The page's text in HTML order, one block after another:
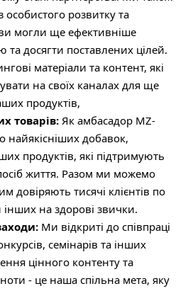
розвитку та
могли ще ефективніше
досягти поставлених цілей.
матеріали та контент, які
на своїх каналах для ще
продуктів,
товарів: Як амбасадор MZ-
найякісніших добавок,
продуктів, які підтримують
життя. Разом ми можемо
довіряють тисячі клієнтів по
інших на здорові звички.
Ми відкриті до співпраці
семінарів та інших
цінного контенту та
- це наша спільна мета, яку